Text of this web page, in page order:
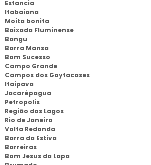
Estancia
Itabaiana
Moita bonita
Baixada Fluminense
Bangu
Barra Mansa
Bom Sucesso
Campo Grande
Campos dos Goytacases
Itaipava
Jacarépagua
Petropolis
Região dos Lagos
Rio de Janeiro
Volta Redonda
Barra da Estiva
Barreiras
Bom Jesus da Lapa